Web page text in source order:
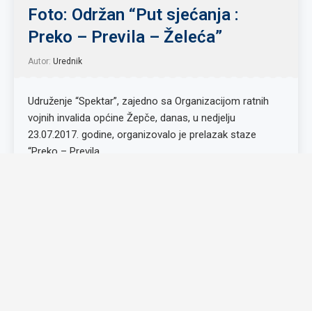
Foto: Održan “Put sjećanja :
Preko – Previla – Želeća”
Autor: Urednik
Udruženje “Spektar”, zajedno sa Organizacijom ratnih
vojnih invalida općine Žepče, danas, u nedjelju
23.07.2017. godine, organizovalo je prelazak staze
“Preko – Previla …